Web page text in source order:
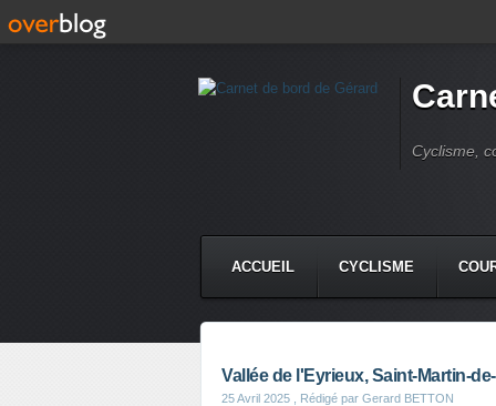
Cyclisme,
ACCUEIL CYCLISME
Vallée de l'Eyrieux, Saint-Martin-
25 Avril 2025 , Rédigé par Gerard BETTON